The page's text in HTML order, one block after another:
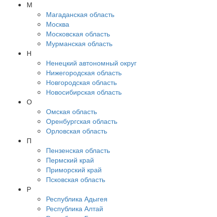
М
Магаданская область
Москва
Московская область
Мурманская область
Н
Ненецкий автономный округ
Нижегородская область
Новгородская область
Новосибирская область
О
Омская область
Оренбургская область
Орловская область
П
Пензенская область
Пермский край
Приморский край
Псковская область
Р
Республика Адыгея
Республика Алтай